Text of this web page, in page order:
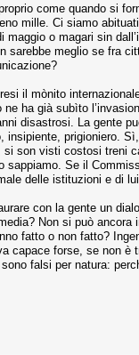
come quando si
mille. Ci siamo
maggio o magari sin
sarebbe meglio se fra
il mònito
ne ha già subìto
disastrosi. La gente
insipiente, prigioniero.
si son visti costosi treni
sappiamo. Se il
delle istituzioni e di
con la gente un
Non si può
fatto o non fatto?
capace forse, se non
falsi per natura: